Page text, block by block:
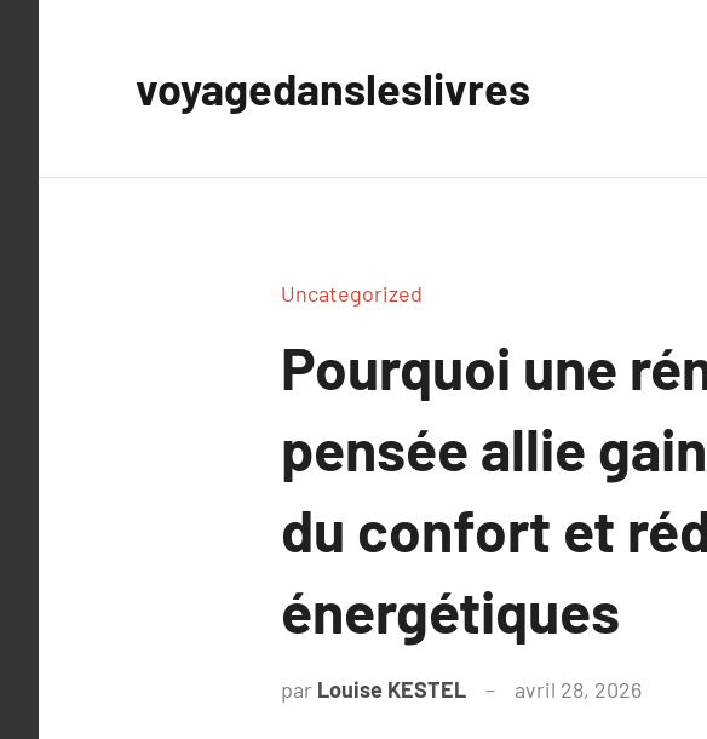
voyagedansleslivres
Uncategorized
Pourquoi une
pensée allie
du confort et
énergétiques
par Louise KESTEL avril 28, 2026